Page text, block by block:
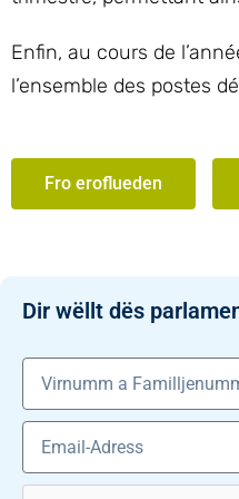
Enfin, au cours de
l’ensemble des postes
Fro eroflueden
Dir wëllt dës